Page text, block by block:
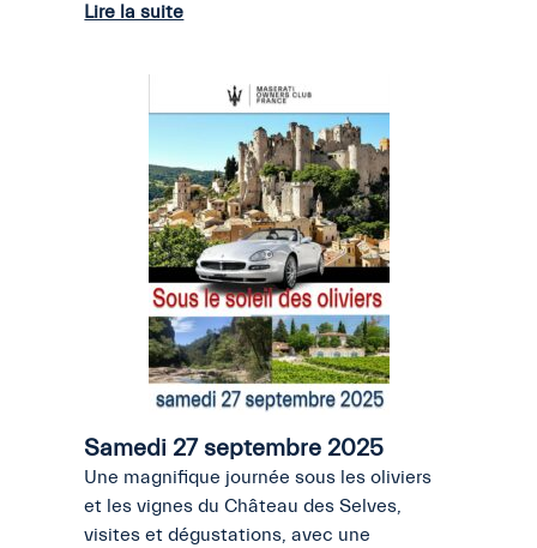
Lire la suite
Samedi 27 septembre 2025
Une magnifique journée sous les oliviers
et les vignes du Château des Selves,
visites et dégustations, avec une